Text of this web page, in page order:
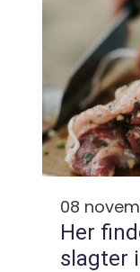
08
Her
slagter